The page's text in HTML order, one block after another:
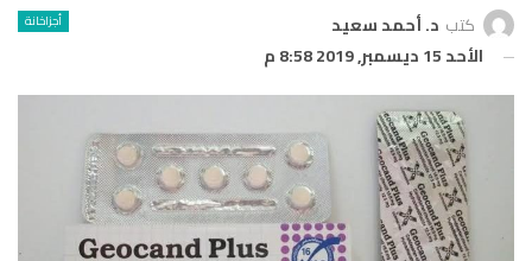
أجزاخانة كتب د. أحمد سعيد
الأحد 15 ديسمبر, 2019 8:58 م